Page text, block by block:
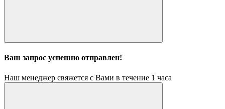
Ваш запрос успешно отправлен!
Наш менеджер свяжется с Вами в течение 1 часа